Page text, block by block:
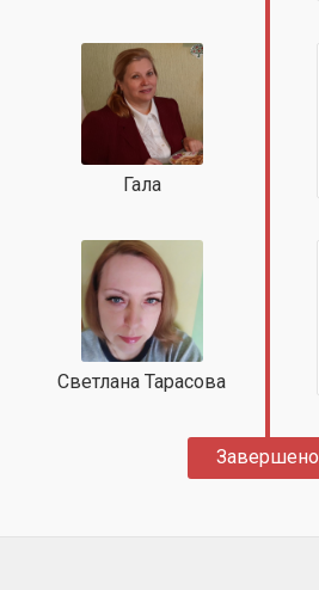
Гала
Светлана Тарасова
Завершено